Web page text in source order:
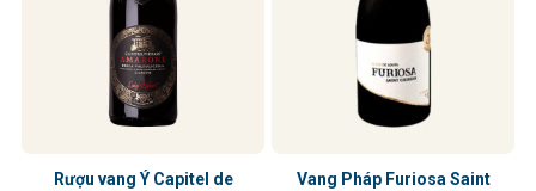
Rượu vang Ý Capitel de
Vang Pháp Furiosa Saint